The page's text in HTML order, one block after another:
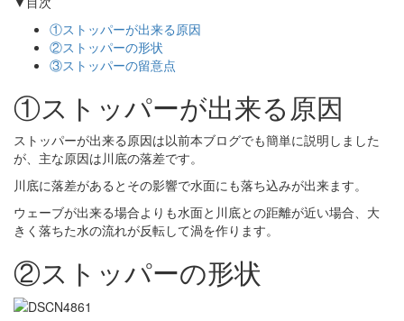
①ストッパーが出来る原因
②ストッパーの形状
③ストッパーの留意点
①ストッパーが出来る原因
ストッパーが出来る原因は以前本ブログでも簡単に説明しました
が、主な原因は川底の落差です。
川底に落差があるとその影響で水面にも落ち込みが出来ます。
ウェーブが出来る場合よりも水面と川底との距離が近い場合、大
きく落ちた水の流れが反転して渦を作ります。
②ストッパーの形状